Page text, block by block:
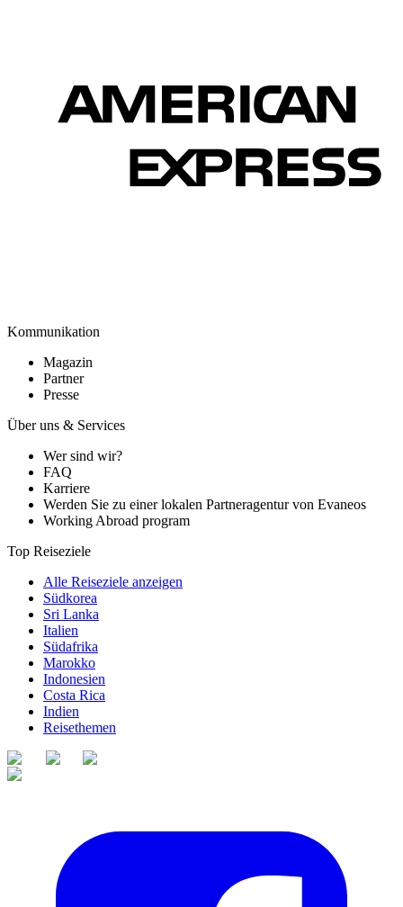
Kommunikation
Magazin
Partner
Presse
Über uns & Services
Wer sind wir?
FAQ
Karriere
Werden Sie zu einer lokalen Partneragentur von Evaneos
Working Abroad program
Top Reiseziele
Alle Reiseziele anzeigen
Südkorea
Sri Lanka
Italien
Südafrika
Marokko
Indonesien
Costa Rica
Indien
Reisethemen